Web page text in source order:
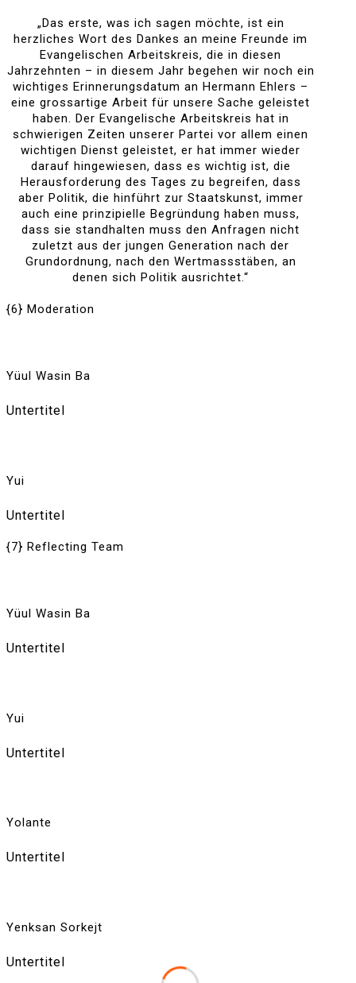
„Das erste, was ich sagen möchte, ist ein
herzliches Wort des Dankes an meine Freunde im
Evangelischen Arbeitskreis, die in diesen
Jahrzehnten – in diesem Jahr begehen wir noch ein
wichtiges Erinnerungsdatum an Hermann Ehlers –
eine grossartige Arbeit für unsere Sache geleistet
haben. Der Evangelische Arbeitskreis hat in
schwierigen Zeiten unserer Partei vor allem einen
wichtigen Dienst geleistet, er hat immer wieder
darauf hingewiesen, dass es wichtig ist, die
Herausforderung des Tages zu begreifen, dass
aber Politik, die hinführt zur Staatskunst, immer
auch eine prinzipielle Begründung haben muss,
dass sie standhalten muss den Anfragen nicht
zuletzt aus der jungen Generation nach der
Grundordnung, nach den Wertmassstäben, an
denen sich Politik ausrichtet.“
{6} Moderation
Yüul Wasin Ba
Untertitel
Yui
Untertitel
{7} Reflecting Team
Yüul Wasin Ba
Untertitel
Yui
Untertitel
Yolante
Untertitel
Yenksan Sorkejt
Untertitel